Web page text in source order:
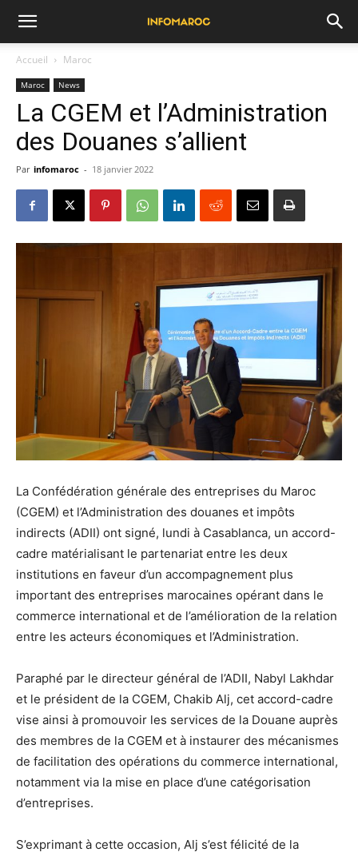
Accueil Maroc
Maroc News
La CGEM et l’Administration
des Douanes s’allient
Par infomaroc - 18 janvier 2022
La Confédération générale des entreprises du Maroc
(CGEM) et l’Administration des douanes et impôts
indirects (ADII) ont signé, lundi à Casablanca, un accord-
cadre matérialisant le partenariat entre les deux
institutions en faveur d’un accompagnement plus
important des entreprises marocaines opérant dans le
commerce international et de l’amélioration de la relation
entre les acteurs économiques et l’Administration.
Paraphé par le directeur général de l’ADII, Nabyl Lakhdar
et le président de la CGEM, Chakib Alj, cet accord-cadre
vise ainsi à promouvoir les services de la Douane auprès
des membres de la CGEM et à instaurer des mécanismes
de facilitation des opérations du commerce international,
notamment via la mise en place d’une catégorisation
d’entreprises.
S’exprimant à cette occasion, Alj s’est félicité de la